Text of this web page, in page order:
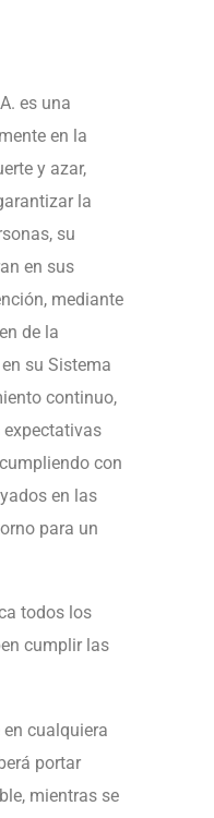
es una
en la
y azar,
la
su
en sus
mediante
de la
su Sistema
continuo,
con
en las
para un
todos los
cumplir las
cualquiera
portar
mientras se